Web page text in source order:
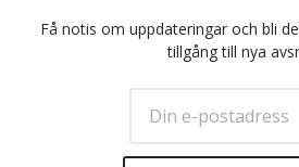
Få notis om uppdateringar och bli
tillgång till nya